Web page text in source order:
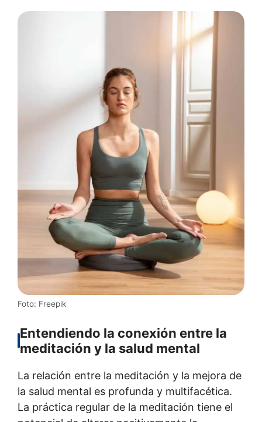
Foto: Freepik
Entendiendo la conexión entre la
meditación y la salud mental
La relación entre la meditación y la mejora de
la salud mental es profunda y multifacética.
La práctica regular de la meditación tiene el